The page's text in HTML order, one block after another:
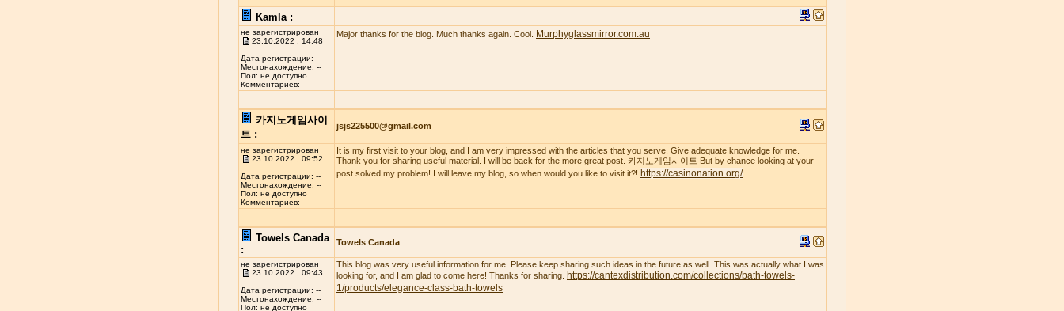
Kamla :
не зарегистрирован
23.10.2022 , 14:48
Дата регистрации: --
Местонахождение: --
Пол: не доступно
Комментариев: --
Major thanks for the blog. Much thanks again. Cool. Murphyglassmirror.com.au
카지노게임사이
트 :
jsjs225500@gmail.com
не зарегистрирован
23.10.2022 , 09:52
Дата регистрации: --
Местонахождение: --
Пол: не доступно
Комментариев: --
It is my first visit to your blog, and I am very impressed with the articles that you serve. Give adequate knowledge for me.
Thank you for sharing useful material. I will be back for the more great post. 카지노게임사이트 But by chance looking at your
post solved my problem! I will leave my blog, so when would you like to visit it?! https://casinonation.org/
Towels Canada
:
Towels Canada
не зарегистрирован
23.10.2022 , 09:43
Дата регистрации: --
Местонахождение: --
Пол: не доступно
This blog was very useful information for me. Please keep sharing such ideas in the future as well. This was actually what I was
looking for, and I am glad to come here! Thanks for sharing.
https://cantexdistribution.com/collections/bath-towels-
1/products/elegance-class-bath-towels